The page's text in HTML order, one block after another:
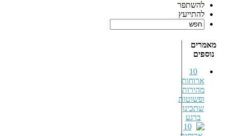
להשתפר
להתייעץ
מאמרים
נוספים
10
ארוחות
מהירות
ופשוטות
שתכינו
ברגע